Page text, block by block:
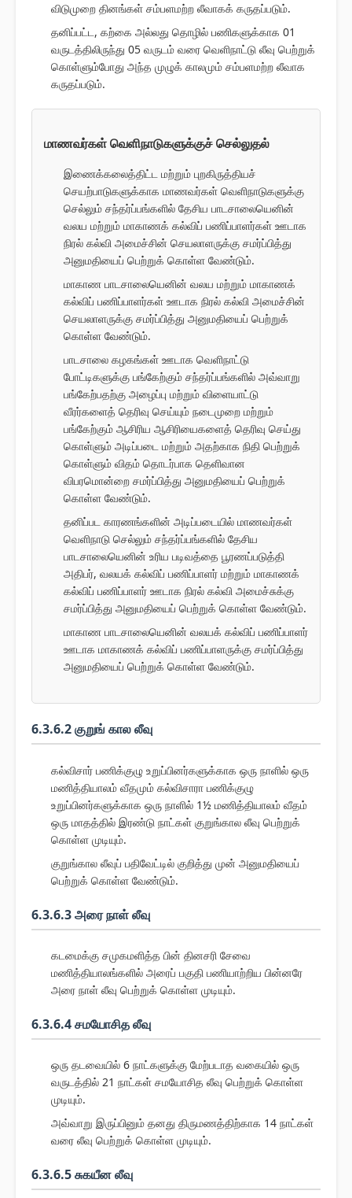
விடுமுறை தினங்கள் சம்பளமற்ற லீவாகக் கருதப்படும்.
தனிப்பட்ட, கற்கை அல்லது தொழில் பணிகளுக்காக 01
வருடத்திலிருந்து 05 வருடம் வரை வெளிநாட்டு லீவு பெற்றுக்
கொள்ளும்போது அந்த முழுக் காலமும் சம்பளமற்ற லீவாக
கருதப்படும்.
மாணவர்கள் வெளிநாடுகளுக்குச் செல்லுதல்
இணைக்கலைத்திட்ட மற்றும் புறகிருத்தியச்
செயற்பாடுகளுக்காக மாணவர்கள் வெளிநாடுகளுக்கு
செல்லும் சந்தர்ப்பங்களில் தேசிய பாடசாலையெனின்
வலய மற்றும் மாகாணக் கல்விப் பணிப்பாளர்கள் ஊடாக
நிரல் கல்வி அமைச்சின் செயலாளருக்கு சமர்ப்பித்து
அனுமதியைப் பெற்றுக் கொள்ள வேண்டும்.
மாகாண பாடசாலையெனின் வலய மற்றும் மாகாணக்
கல்விப் பணிப்பாளர்கள் ஊடாக நிரல் கல்வி அமைச்சின்
செயலாளருக்கு சமர்ப்பித்து அனுமதியைப் பெற்றுக்
கொள்ள வேண்டும்.
பாடசாலை கழகங்கள் ஊடாக வெளிநாட்டு
போட்டிகளுக்கு பங்கேற்கும் சந்தர்ப்பங்களில் அவ்வாறு
பங்கேற்பதற்கு அழைப்பு மற்றும் விளையாட்டு
வீரர்களைத் தெரிவு செய்யும் நடைமுறை மற்றும்
பங்கேற்கும் ஆசிரிய ஆசிரியைகளைத் தெரிவு செய்து
கொள்ளும் அடிப்படை மற்றும் அதற்காக நிதி பெற்றுக்
கொள்ளும் விதம் தொடர்பாக தெளிவான
விபரமொன்றை சமர்ப்பித்து அனுமதியைப் பெற்றுக்
கொள்ள வேண்டும்.
தனிப்பட காரணங்களின் அடிப்படையில் மாணவர்கள்
வெளிநாடு செல்லும் சந்தர்ப்பங்களில் தேசிய
பாடசாலையெனின் உரிய படிவத்தை பூரணப்படுத்தி
அதிபர், வலயக் கல்விப் பணிப்பாளர் மற்றும் மாகாணக்
கல்விப் பணிப்பாளர் ஊடாக நிரல் கல்வி அமைச்சுக்கு
சமர்ப்பித்து அனுமதியைப் பெற்றுக் கொள்ள வேண்டும்.
மாகாண பாடசாலையெனின் வலயக் கல்விப் பணிப்பாளர்
ஊடாக மாகாணக் கல்விப் பணிப்பாளருக்கு சமர்ப்பித்து
அனுமதியைப் பெற்றுக் கொள்ள வேண்டும்.
6.3.6.2 குறுங் கால லீவு
கல்விசார் பணிக்குழு உறுப்பினர்களுக்காக ஒரு நாளில் ஒரு
மணித்தியாலம் வீதமும் கல்விசாரா பணிக்குழு
உறுப்பினர்களுக்காக ஒரு நாளில் 1½ மணித்தியாலம் வீதம்
ஒரு மாதத்தில் இரண்டு நாட்கள் குறுங்கால லீவு பெற்றுக்
கொள்ள முடியும்.
குறுங்கால லீவுப் பதிவேட்டில் குறித்து முன் அனுமதியைப்
பெற்றுக் கொள்ள வேண்டும்.
6.3.6.3 அரை நாள் லீவு
கடமைக்கு சமுகமளித்த பின் தினசரி சேவை
மணித்தியாலங்களில் அரைப் பகுதி பணியாற்றிய பின்னரே
அரை நாள் லீவு பெற்றுக் கொள்ள முடியும்.
6.3.6.4 சமயோசித லீவு
ஒரு தடவையில் 6 நாட்களுக்கு மேற்படாத வகையில் ஒரு
வருடத்தில் 21 நாட்கள் சமயோசித லீவு பெற்றுக் கொள்ள
முடியும்.
அவ்வாறு இருப்பினும் தனது திருமணத்திற்காக 14 நாட்கள்
வரை லீவு பெற்றுக் கொள்ள முடியும்.
6.3.6.5 சுகயீன லீவு